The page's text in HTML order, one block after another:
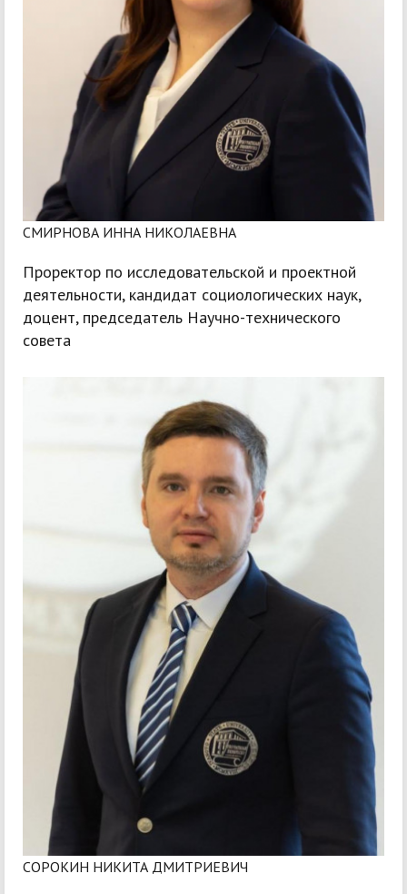
СМИРНОВА ИННА НИКОЛАЕВНА
Проректор по исследовательской и проектной
деятельности, кандидат социологических наук,
доцент, председатель Научно-технического
совета
СОРОКИН НИКИТА ДМИТРИЕВИЧ